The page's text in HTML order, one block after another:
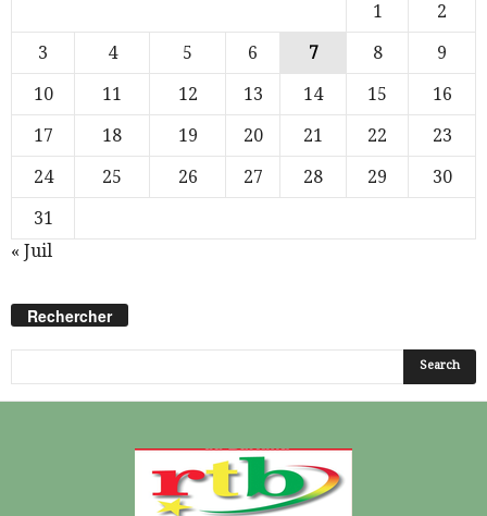
1
2
3
4 5 6 7 8
9
10
11 12 13 14 15
16
17
18 19 20 21 22
23
24
25 26 27 28 29
30
31
« Juil
Rechercher